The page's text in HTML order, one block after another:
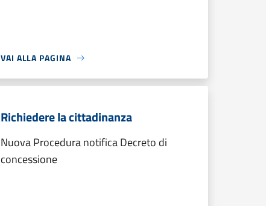
VAI ALLA PAGINA
Richiedere la cittadinanza
Nuova Procedura notifica Decreto di
concessione